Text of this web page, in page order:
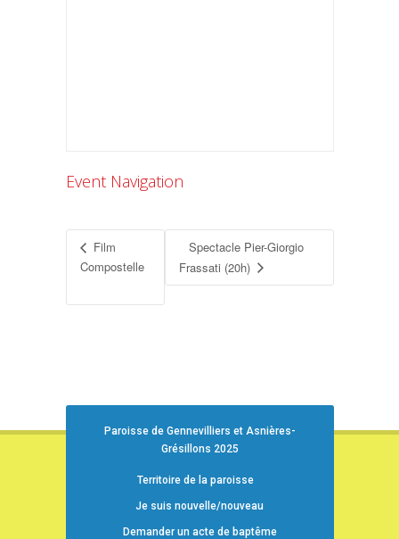
Event Navigation
Film
Compostelle
Spectacle Pier-Giorgio
Frassati (20h)
Paroisse de Gennevilliers et Asnières-
Grésillons 2025
Territoire de la paroisse
Je suis nouvelle/nouveau
Demander un acte de baptême